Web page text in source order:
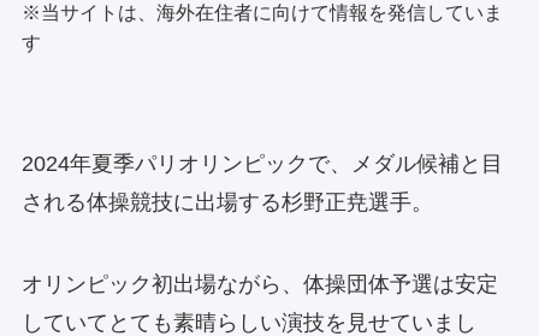
※当サイトは、海外在住者に向けて情報を発信していま
す
2024年夏季パリオリンピックで、メダル候補と目
される体操競技に出場する杉野正尭選手。
オリンピック初出場ながら、体操団体予選は安定
していてとても素晴らしい演技を見せていまし